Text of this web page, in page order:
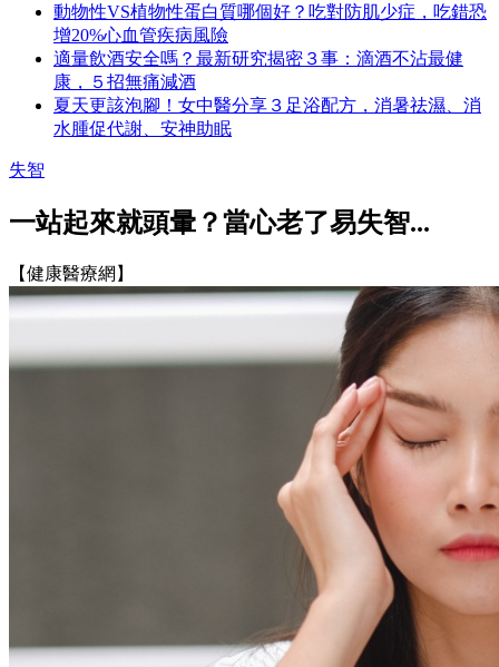
動物性VS植物性蛋白質哪個好？吃對防肌少症，吃錯恐
增20%心血管疾病風險
適量飲酒安全嗎？最新研究揭密３事：滴酒不沾最健
康，５招無痛減酒
夏天更該泡腳！女中醫分享３足浴配方，消暑祛濕、消
水腫促代謝、安神助眠
失智
一站起來就頭暈？當心老了易失智...
【健康醫療網】